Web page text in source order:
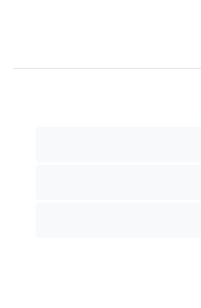
قابل شست‌وشو چه